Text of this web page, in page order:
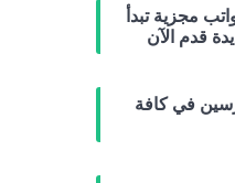
مجزية تبدأ
في كافة